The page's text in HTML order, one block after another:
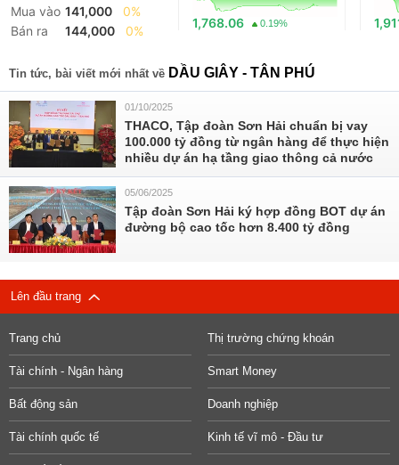
Mua vào 141,000
0%
Bán ra
144,000 0%
1,768.06 0.19%
Tin tức, bài viết mới nhất về DẦU GIÂY - TÂN PHÚ
01/10/2025
THACO, Tập đoàn Sơn Hải chuẩn bị vay
100.000 tỷ đồng từ ngân hàng để thực hiện
nhiều dự án hạ tầng giao thông cả nước
05/06/2025
Tập đoàn Sơn Hải ký hợp đồng BOT dự án
đường bộ cao tốc hơn 8.400 tỷ đồng
Lên đầu trang
Trang chủ Thị trường chứng khoán
Tài chính - Ngân hàng Smart Money
Bất động sản Doanh nghiệp
Tài chính quốc tế Kinh tế vĩ mô - Đầu tư